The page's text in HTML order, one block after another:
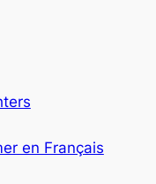
en Français